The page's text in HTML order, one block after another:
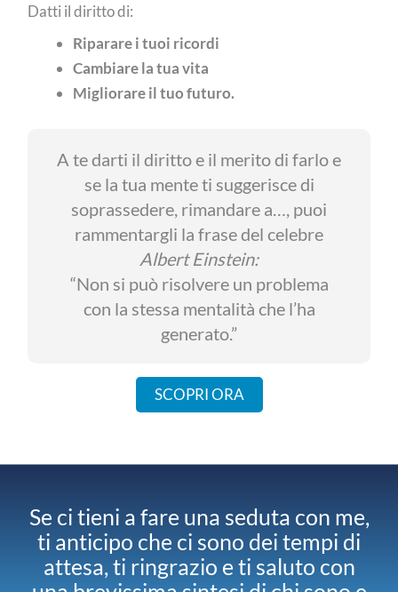
Datti il diritto di:
Riparare i tuoi ricordi
Cambiare la tua vita
Migliorare il tuo futuro.
A te darti il diritto e il merito di farlo e
se la tua mente ti suggerisce di
soprassedere, rimandare a…, puoi
rammentargli la frase del celebre
Albert Einstein:
“Non si può risolvere un problema
con la stessa mentalità che l’ha
generato.”
SCOPRI ORA
Se ci tieni a fare una seduta con me,
ti anticipo che ci sono dei tempi di
attesa, ti ringrazio e ti saluto con